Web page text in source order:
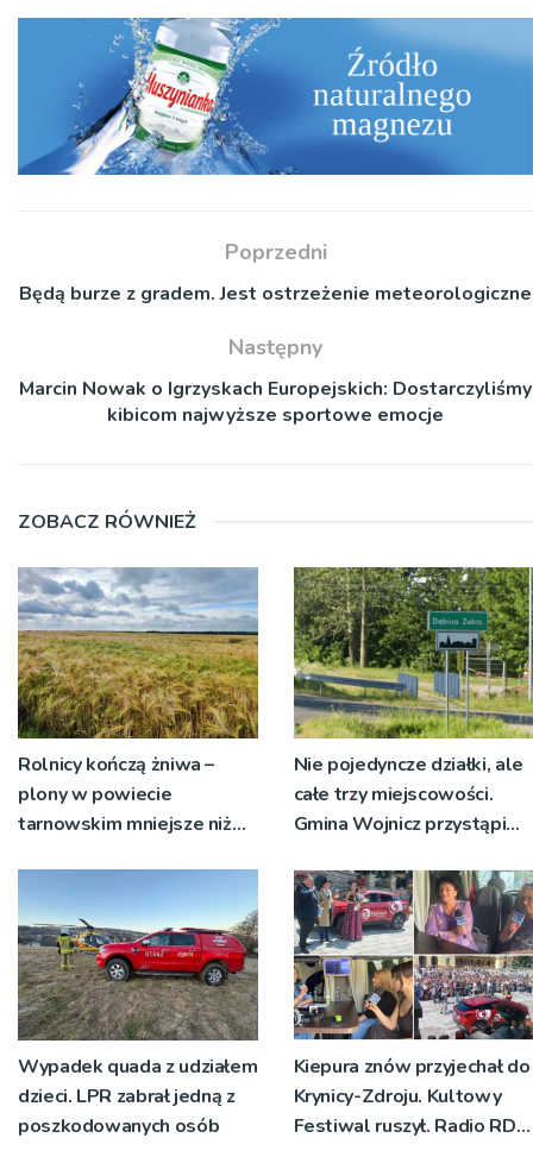
Poprzedni
Będą burze z gradem. Jest ostrzeżenie meteorologiczne
Następny
Marcin Nowak o Igrzyskach Europejskich: Dostarczyliśmy
kibicom najwyższe sportowe emocje
ZOBACZ RÓWNIEŻ
Rolnicy kończą żniwa –
plony w powiecie
tarnowskim mniejsze niż
Nie pojedyncze działki, ale
całe trzy miejscowości.
Gmina Wojnicz przystąpi
planistycznych
Wypadek quada z udziałem
dzieci. LPR zabrał jedną z
poszkodowanych osób
Kiepura znów przyjechał do
Krynicy-Zdroju. Kultowy
Festiwal ruszył. Radio RDN